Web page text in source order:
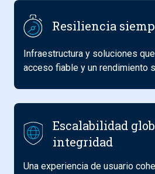
Resiliencia
Infraestructura y soluciones
acceso fiable y un rendimiento
Escalabilidad
integridad
Una experiencia de usuario